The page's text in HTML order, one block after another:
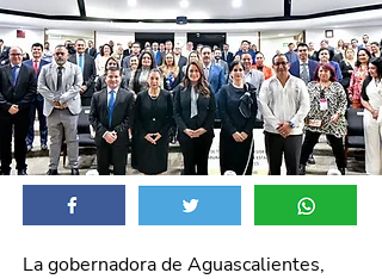
La gobernadora de Aguascalientes,